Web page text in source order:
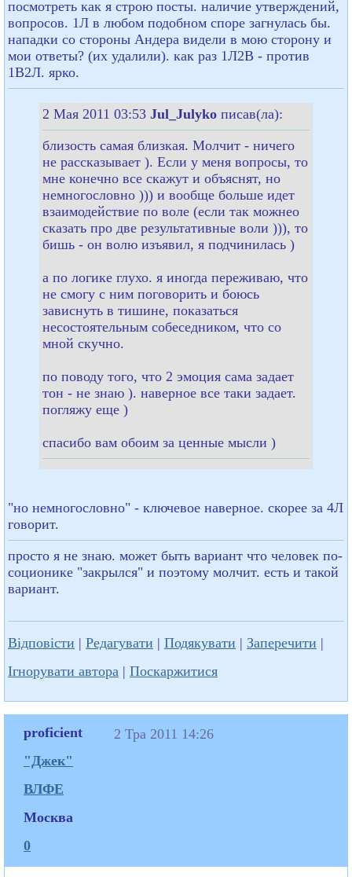
посмотреть как я строю посты. наличие утверждений,
вопросов. 1Л в любом подобном споре загнулась бы.
нападки со стороны Андера видели в мою сторону и
мои ответы? (их удалили). как раз 1Л2В - против
1В2Л. ярко.
2 Мая 2011 03:53 Jul_Julyko писав(ла):
близость самая близкая. Молчит - ничего
не рассказывает ). Если у меня вопросы, то
мне конечно все скажут и объяснят, но
немногословно ))) и вообще больше идет
взаимодействие по воле (если так можнео
сказать про две результативные воли ))), то
бишь - он волю изъявил, я подчинилась )
а по логике глухо. я иногда переживаю, что
не смогу с ним поговорить и боюсь
зависнуть в тишине, показаться
несостоятельным собеседником, что со
мной скучно.
по поводу того, что 2 эмоция сама задает
тон - не знаю ). наверное все таки задает.
погляжу еще )
спасибо вам обоим за ценные мысли )
"но немногословно" - ключевое наверное. скорее за 4Л
говорит.
просто я не знаю. может быть вариант что человек по-
соционике "закрылся" и поэтому молчит. есть и такой
вариант.
Відповісти | Редагувати | Подякувати | Заперечити |
Ігнорувати автора | Поскаржитися
proficient
"Джек"
ВЛФЕ
Москва
0
2 Тра 2011 14:26